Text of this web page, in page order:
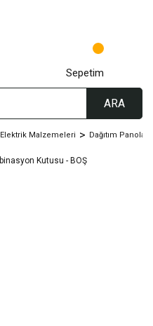
ARA
Sepetim
Elektrik Malzemeleri Dağıtım Panoları